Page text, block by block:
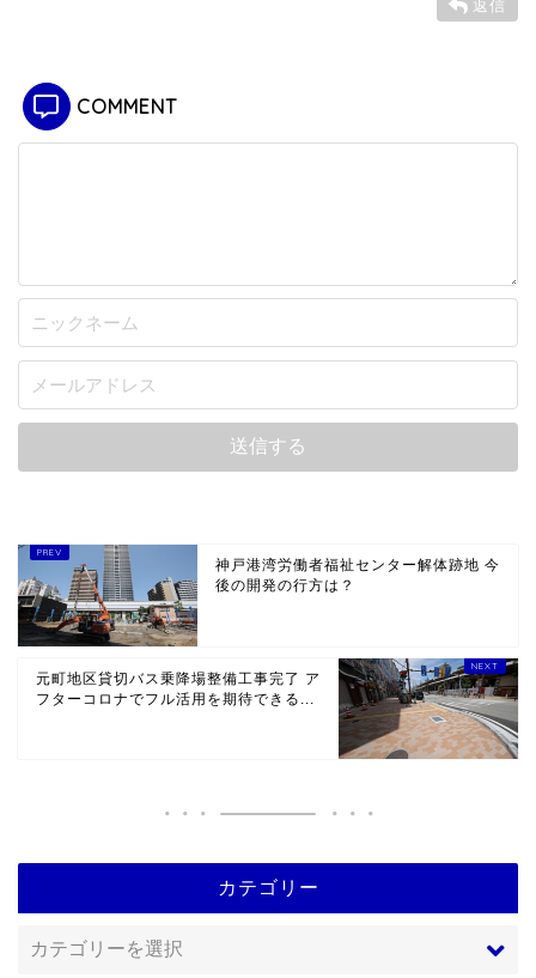
返信
COMMENT
神戸港湾労働者福祉センター解体跡地 今
後の開発の行方は？
元町地区貸切バス乗降場整備工事完了 ア
フターコロナでフル活用を期待できる...
カテゴリー